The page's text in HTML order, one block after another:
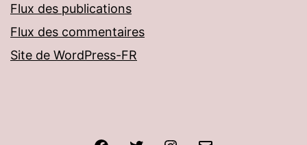
Flux des publications
Flux des commentaires
Site de WordPress-FR